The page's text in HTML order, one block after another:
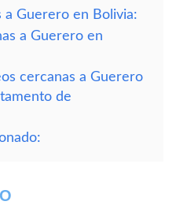
a Guerero en Bolivia:
a Guerero en
cercanas a Guerero
de